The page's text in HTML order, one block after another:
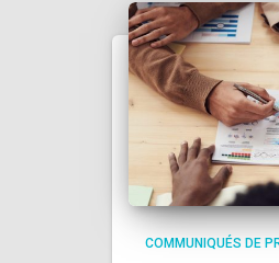
COMMUNIQUÉS DE